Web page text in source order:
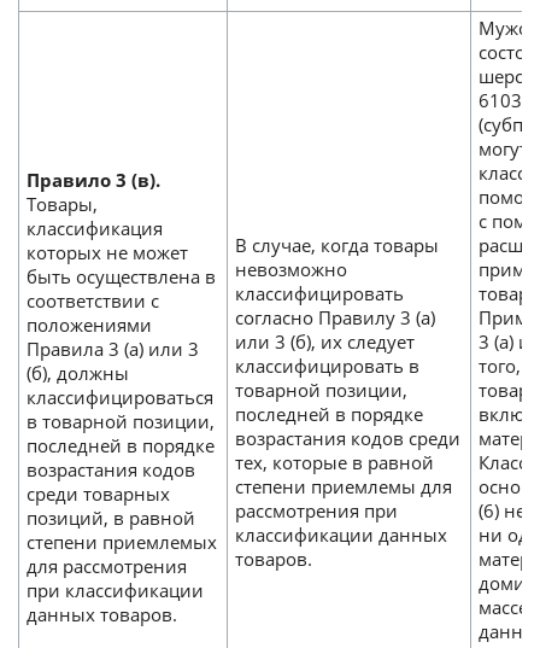
Правило 3 (в).
Товары,
классификация
которых не может
быть осуществлена в
соответствии с
положениями
Правила 3 (а) или 3
(б), должны
классифицироваться
в товарной позиции,
последней в порядке
возрастания кодов
среди товарных
позиций, в равной
степени приемлемых
для рассмотрения
при классификации
данных товаров.
В случае, когда товары
невозможно
классифицировать
согласно Правилу 3 (а)
или 3 (б), их следует
классифицировать в
товарной позиции,
последней в порядке
возрастания кодов среди
тех, которые в равной
степени приемлемы для
рассмотрения при
классификации данных
товаров.
могут
с
3 (а)
того,
(6)
ни